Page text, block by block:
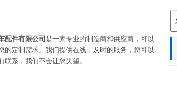
配件有限公司是一家专业的制造商和供应商，可以
定制需求。我们提供在线，及时的服务，您可以
系，我们不会让您失望。